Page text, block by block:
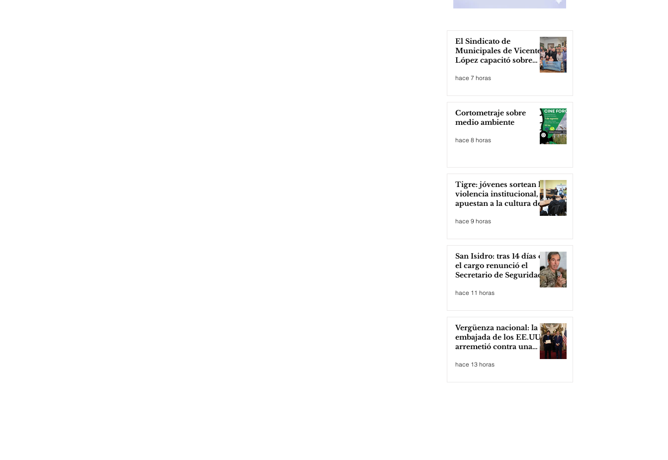
El Sindicato de
Municipales de Vicente
López capacitó sobre
hace 7 horas
Cortometraje sobre
medio ambiente
hace 8 horas
Tigre: jóvenes sortean la
violencia institucional,
apuestan a la cultura del
hace 9 horas
San Isidro: tras 14 días en
el cargo renunció el
Secretario de Seguridad
hace 11 horas
Vergüenza nacional: la
embajada de los EE.UU
arremetió contra una
hace 13 horas